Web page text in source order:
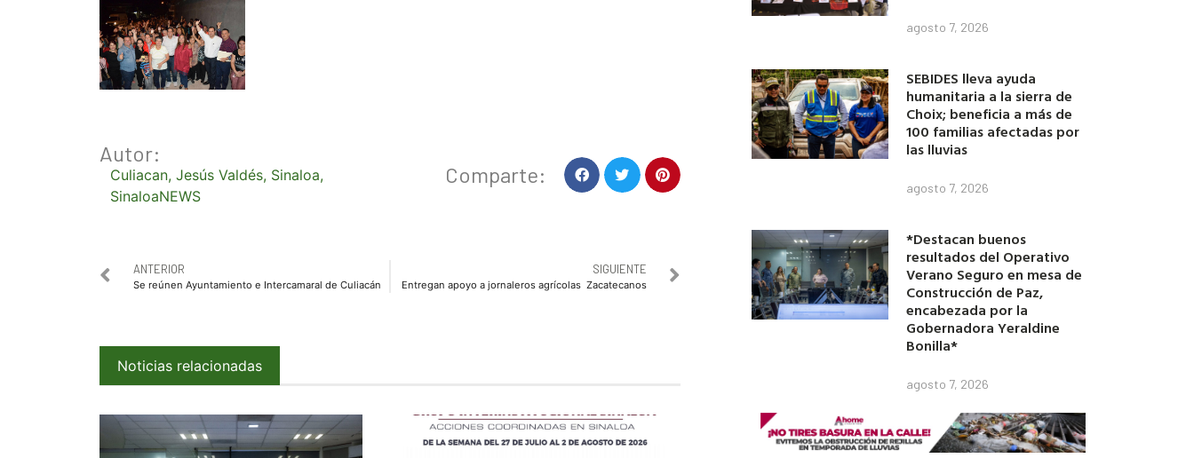
Autor:
Culiacan, Jesús Valdés, Sinaloa,
SinaloaNEWS
Comparte:
ANTERIOR
Se reúnen Ayuntamiento e Intercamaral de Culiacán
SIGUIENTE
Entregan apoyo a jornaleros agrícolas Zacatecanos
Noticias relacionadas
agosto 7, 2026
SEBIDES lleva ayuda
humanitaria a la sierra de
Choix; beneficia a más de
100 familias afectadas por
las lluvias
agosto 7, 2026
*Destacan buenos
resultados del Operativo
Verano Seguro en mesa de
Construcción de Paz,
encabezada por la
Gobernadora Yeraldine
Bonilla*
agosto 7, 2026